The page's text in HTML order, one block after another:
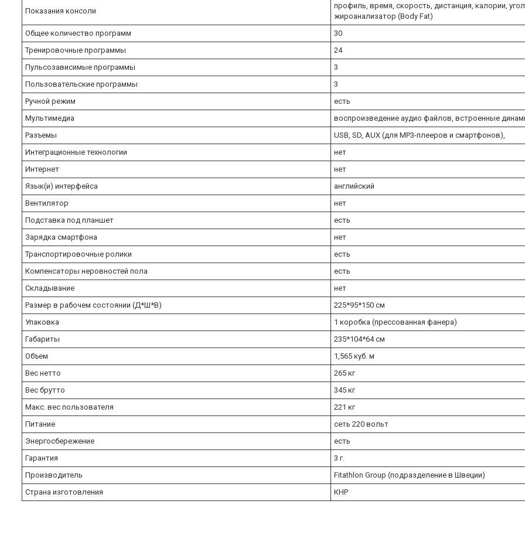
Показания консоли
профиль, время, скорость, дистанция, калории,
жироанализатор (Body Fat)
Общее количество программ
30
Тренировочные программы
24
Пульсозависимые программы
3
Пользовательские программы
3
Ручной режим
есть
Мультимедиа
воспроизведение аудио файлов, встроенные
Разъемы
USB, SD, AUX (для MP3-плееров и смартфонов),
Интеграционные технологии
нет
Интернет
нет
Язык(и) интерфейса
английский
Вентилятор
нет
Подставка под планшет
есть
Зарядка смартфона
нет
Транспортировочные ролики
есть
Компенсаторы неровностей пола
есть
Складывание
нет
Размер в рабочем состоянии (Д*Ш*В)
225*95*150 см
Упаковка
1 коробка (прессованная фанера)
Габариты
235*104*64 см
Объем
1,565 куб. м
Вес нетто
265 кг
Вес брутто
345 кг
Макс. вес пользователя
221 кг
Питание
сеть 220 вольт
Энергосбережение
есть
Гарантия
3 г.
Производитель
Fitathlon Group (подразделение в Швеции)
Страна изготовления
КНР